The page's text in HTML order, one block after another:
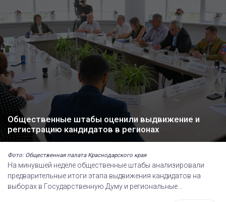
Общественные штабы оценили выдвижение и
регистрацию кандидатов в регионах
Фото: Общественная палата Краснодарского края
На минувшей неделе общественные штабы анализировали
предварительные итоги этапа выдвижения кандидатов на
выборах в Государственную Думу и региональные...